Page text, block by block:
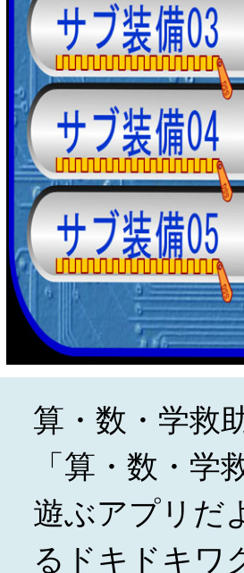
算・数・学救
「算・数・
遊ぶアプリだ
るドキドキワ